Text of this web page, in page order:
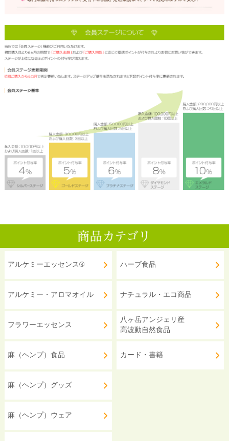
アルケミーエッセンス®
アルケミー・アロマオイル
フラワーエッセンス
麻（ヘンプ）食品
麻（ヘンプ）グッズ
麻（ヘンプ）ウェア
ハーブ食品
ナチュラル・エコ商品
八ヶ岳アンジェリ産
高波動自然食品
カード・書籍